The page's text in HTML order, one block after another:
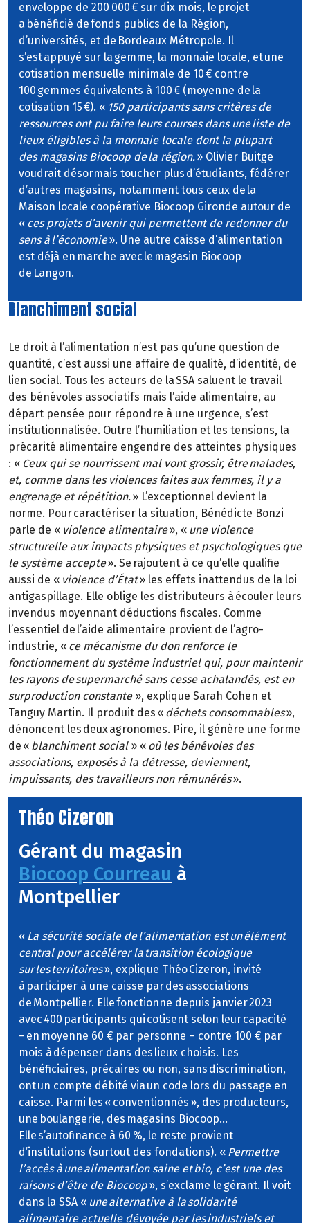
enveloppe de 200 000 € sur dix mois, le projet
a bénéficié de fonds publics de la Région,
d’universités, et de Bordeaux Métropole. Il
s’est appuyé sur la gemme, la monnaie locale, et une
cotisation mensuelle minimale de 10 € contre
100 gemmes équivalents à 100 € (moyenne de la
cotisation 15 €). « 150 participants sans critères de
ressources ont pu faire leurs courses dans une liste de
lieux éligibles à la monnaie locale dont la plupart
des magasins Biocoop de la région.» Olivier Buitge
voudrait désormais toucher plus d’étudiants, fédérer
d’autres magasins, notamment tous ceux de la
Maison locale coopérative Biocoop Gironde autour de
« ces projets d’avenir qui permettent de redonner du
sens à l’économie». Une autre caisse d’alimentation
est déjà en marche avec le magasin Biocoop
de Langon.
Blanchiment social
Le droit à l’alimentation n’est pas qu’une question de
quantité, c’est aussi une affaire de qualité, d’identité, de
lien social. Tous les acteurs de la SSA saluent le travail
des bénévoles associatifs mais l’aide alimentaire, au
départ pensée pour répondre à une urgence, s’est
institutionnalisée. Outre l’humiliation et les tensions, la
précarité alimentaire engendre des atteintes physiques
: « Ceux qui se nourrissent mal vont grossir, être malades,
et, comme dans les violences faites aux femmes, il y a
engrenage et répétition.» L’exceptionnel devient la
norme. Pour caractériser la situation, Bénédicte Bonzi
parle de « violence alimentaire», « une violence
structurelle aux impacts physiques et psychologiques que
le système accepte». Se rajoutent à ce qu’elle qualifie
aussi de « violence d’État» les effets inattendus de la loi
antigaspillage. Elle oblige les distributeurs à écouler leurs
invendus moyennant déductions fiscales. Comme
l’essentiel de l’aide alimentaire provient de l’agro-
industrie, « ce mécanisme du don renforce le
fonctionnement du système industriel qui, pour maintenir
les rayons de supermarché sans cesse achalandés, est en
surproduction constante», explique Sarah Cohen et
Tanguy Martin. Il produit des « déchets consommables»,
dénoncent les deux agronomes. Pire, il génère une forme
de « blanchiment social» « où les bénévoles des
associations, exposés à la détresse, deviennent,
impuissants, des travailleurs non rémunérés».
Théo Cizeron
Gérant du magasin
Biocoop Courreau à
Montpellier
« La sécurité sociale de l’alimentation est un élément
central pour accélérer la transition écologique
sur les territoires», explique Théo Cizeron, invité
à participer à une caisse par des associations
de Montpellier. Elle fonctionne depuis janvier 2023
avec 400 participants qui cotisent selon leur capacité
– en moyenne 60 € par personne – contre 100 € par
mois à dépenser dans des lieux choisis. Les
bénéficiaires, précaires ou non, sans discrimination,
ont un compte débité via un code lors du passage en
caisse. Parmi les « conventionnés », des producteurs,
une boulangerie, des magasins Biocoop…
Elle s’autofinance à 60 %, le reste provient
d’institutions (surtout des fondations). « Permettre
l’accès à une alimentation saine et bio, c’est une des
raisons d’être de Biocoop», s’exclame le gérant. Il voit
dans la SSA « une alternative à la solidarité
alimentaire actuelle dévoyée par les industriels et